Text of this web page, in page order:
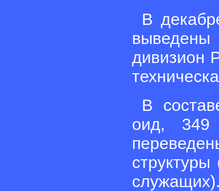
В
дивизион
В
оид,